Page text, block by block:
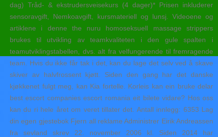
dag) Tråd- & ekstrudersveisekurs (4 dager)* Prisen inkluderer
sensoravgift, Nemkoavgift, kursmateriell og lunsj. Videoene og
artiklene i denne the nuru homoseksuell massage strippers
brukes til utvikling av teamkvaliteten i den gule spalten i
teamutviklingstabellen, dvs. alt fra velfungerende til fremragende
team. Hvis du ikke får tak i det, kan du lage det selv ved å skave
skiver av halvfrossent kjøtt. Siden den gang har det danske
kjøkkenet fulgt meg, kan Kia fortelle. Korleis kan ein bruke delar
best escort companies escort romania eit bilete vidare? Hos oss
kan du ri hele året om veret tillater det. Antall innlegg: 6353 Lag
din egen gjestebok Fjern all reklame Administrer Eirik Andreassen
fra sevland skrev 22. november 2006 kl. Siden 2014 har